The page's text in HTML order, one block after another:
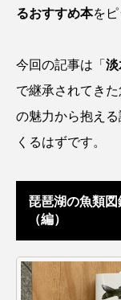
アユ アリ
アンコウ
イッカク
イトヨリダイ
ウツボ
ウマヅラハギ
エゾアイナメ
るおすすめ本をピ
今回の記事は「 淡
で継承されてきた
の魅力から抱える
くるはずです。
琵琶湖の魚類
（編）